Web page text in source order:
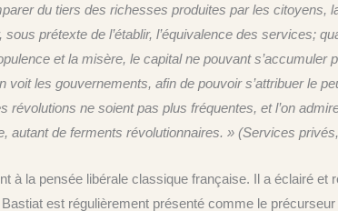
du tiers des richesses produites par les
sous prétexte de l’établir, l’équivalence des services;
et la misère, le capital ne pouvant
voit les gouvernements, afin de pouvoir s’attribuer le
révolutions ne soient pas plus fréquentes, et l’on
autant de ferments révolutionnaires. » (Services
à la pensée libérale classique française. Il a éclairé
est régulièrement présenté comme le précurseur